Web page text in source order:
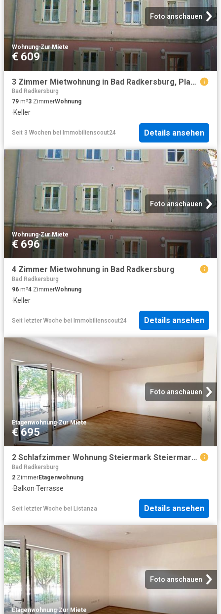
Foto anschauen
Wohnung·Zur Miete
€ 609
3 Zimmer Mietwohnung in Bad Radkersburg, Plaschenaustraße 8
Bad Radkersburg
79 m²3 ZimmerWohnung
·Keller
Seit 3 Wochen bei Immobilienscout24 Details ansehen
Foto anschauen
Wohnung·Zur Miete
€ 696
4 Zimmer Mietwohnung in Bad Radkersburg
Bad Radkersburg
96 m²4 ZimmerWohnung
·Keller
Seit letzter Woche bei Immobilienscout24 Details ansehen
Foto anschauen
Etagenwohnung·Zur Miete
€ 695
2 Schlafzimmer Wohnung Steiermark Steiermark 104755463
Bad Radkersburg
2 ZimmerEtagenwohnung
·Balkon·Terrasse
Seit letzter Woche bei Listanza Details ansehen
Foto anschauen
Etagenwohnung·Zur Miete